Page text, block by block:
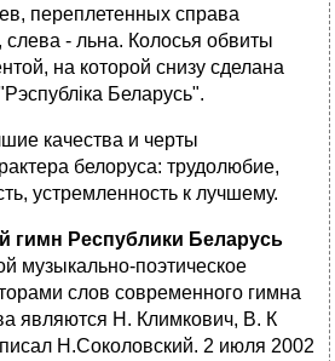
переплетенных справа
слева - льна. Колосья обвиты
на которой снизу сделана
Беларусь".
качества и черты
белоруса: трудолюбие,
устремленность к лучшему.
гимн Республики Беларусь
музыкально-поэтическое
слов современного гимна
являются Н. Климкович, В. К
Н.Соколовский. 2 июля 2002